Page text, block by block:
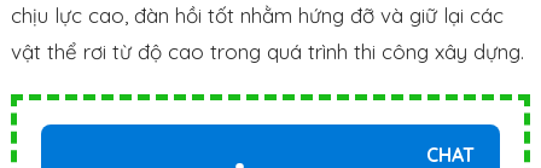
chịu lực cao, đàn hồi tốt nhằm hứng đỡ và giữ lại các
vật thể rơi từ độ cao trong quá trình thi công xây dựng.
CHAT